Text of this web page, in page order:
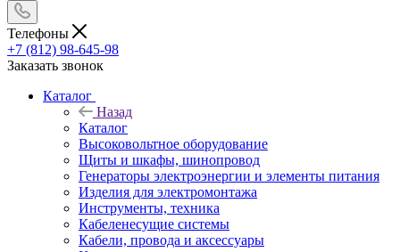
Телефоны
+7 (812) 98-645-98
Заказать звонок
Каталог
Назад
Каталог
Высоковольтное оборудование
Щиты и шкафы, шинопровод
Генераторы электроэнергии и элементы питания
Изделия для электромонтажа
Инструменты, техника
Кабеленесущие системы
Кабели, провода и аксессуары